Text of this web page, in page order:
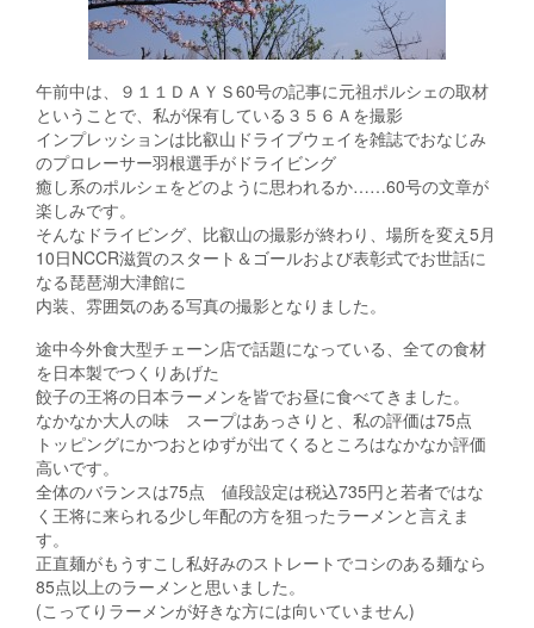
午前中は、９１１ＤＡＹＳ60号の記事に元祖ポルシェの取材
ということで、私が保有している３５６Ａを撮影
インプレッションは比叡山ドライブウェイを雑誌でおなじみ
のプロレーサー羽根選手がドライビング
癒し系のポルシェをどのように思われるか……60号の文章が
楽しみです。
そんなドライビング、比叡山の撮影が終わり、場所を変え5月
10日NCCR滋賀のスタート＆ゴールおよび表彰式でお世話に
なる琵琶湖大津館に
内装、雰囲気のある写真の撮影となりました。
途中今外食大型チェーン店で話題になっている、全ての食材
を日本製でつくりあげた
餃子の王将の日本ラーメンを皆でお昼に食べてきました。
なかなか大人の味 スープはあっさりと、私の評価は75点
トッピングにかつおとゆずが出てくるところはなかなか評価
高いです。
全体のバランスは75点 値段設定は税込735円と若者ではな
く王将に来られる少し年配の方を狙ったラーメンと言えま
す。
正直麺がもうすこし私好みのストレートでコシのある麺なら
85点以上のラーメンと思いました。
(こってりラーメンが好きな方には向いていません)